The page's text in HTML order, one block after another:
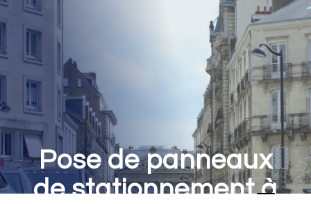
Pose de panneaux
de stationnement à